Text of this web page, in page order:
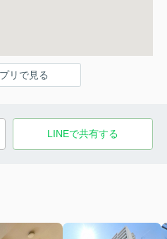
リで見る
LINEで共有する